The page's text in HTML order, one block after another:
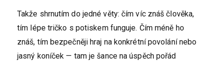
Takže shrnutím do jedné věty: čím víc znáš člověka,
tím lépe tričko s potiskem funguje. Čím méně ho
znáš, tím bezpečněji hraj na konkrétní povolání nebo
jasný koníček — tam je šance na úspěch pořád